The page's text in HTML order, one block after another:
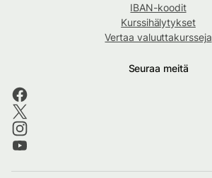
IBAN-koodit
Kurssihälytykset
Vertaa valuuttakursseja
Seuraa meitä